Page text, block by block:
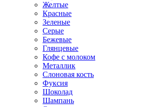
Желтые
Красные
Зеленые
Серые
Бежевые
Глянцевые
Кофе с молоком
Металлик
Слоновая кость
Фуксия
Шоколад
Шампань